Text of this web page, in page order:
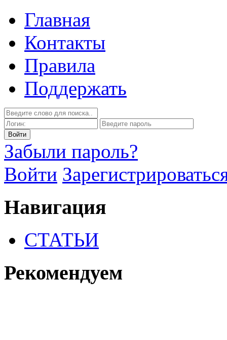
Главная
Контакты
Правила
Поддержать
Забыли пароль?
Войти
Навигация
СТАТЬИ
Рекомендуем